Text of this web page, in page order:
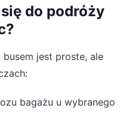
do podróży
jest proste, ale
bagażu u wybranego